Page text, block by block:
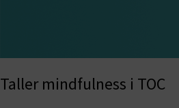
Taller mindfulness i TOC